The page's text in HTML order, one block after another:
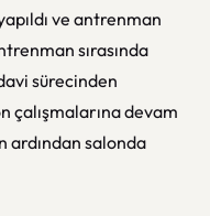
ve antrenman
sırasında
sürecinden
çalışmalarına devam
salonda